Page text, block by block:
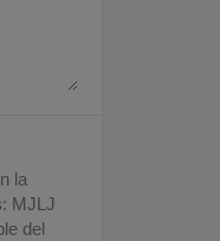
la
: MJLJ
del